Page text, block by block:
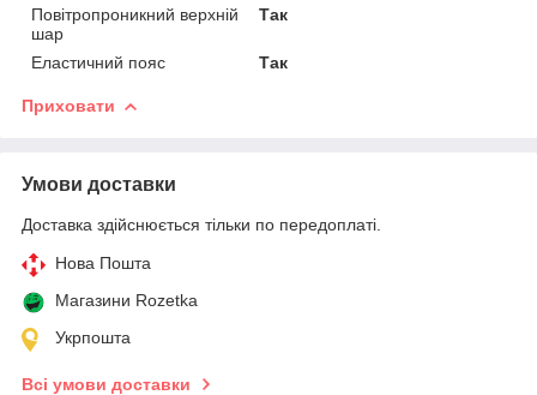
Повітропроникний верхній
шар
Так
Еластичний пояс Так
Приховати
Умови доставки
Доставка здійснюється тільки по передоплаті.
Нова Пошта
Магазини Rozetka
Укрпошта
Всі умови доставки